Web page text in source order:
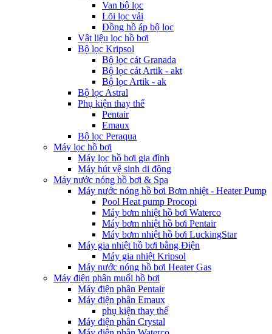
Van bộ lọc
Lõi lọc vải
Đồng hồ áp bộ lọc
Vật liệu lọc hồ bơi
Bộ lọc Kripsol
Bộ lọc cát Granada
Bộ lọc cát Artik - akt
Bộ lọc Artik - ak
Bộ lọc Astral
Phụ kiện thay thế
Pentair
Emaux
Bộ lọc Peraqua
Máy lọc hồ bơi
Máy lọc hồ bơi gia đình
Máy hút vệ sinh di động
Máy nước nóng hồ bơi & Spa
Máy nước nóng hồ bơi Bơm nhiệt - Heater Pump
Pool Heat pump Procopi
Máy bơm nhiệt hồ bơi Waterco
Máy bơm nhiệt hồ bơi Pentair
Máy bơm nhiệt hồ bơi LuckingStar
Máy gia nhiệt hồ bơi bằng Điện
Máy gia nhiệt Kripsol
Máy nước nóng hồ bơi Heater Gas
Máy điện phân muối hồ bơi
Máy điện phân Pentair
Máy điện phân Emaux
phụ kiện thay thế
Máy điện phân Crystal